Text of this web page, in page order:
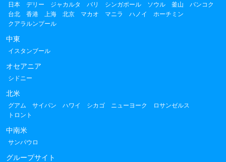
日本 デリー ジャカルタ バリ シンガポール ソウル 釜山
バンコク
台北
香港 上海 北京 マカオ マニラ ハノイ
ホーチミン
クアラルンプール
中東
イスタンブール
オセアニア
シドニー
北米
グアム サイパン ハワイ シカゴ ニューヨーク
ロサンゼルス
トロント
中南米
サンパウロ
グループサイト